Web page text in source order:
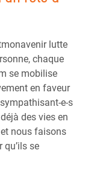
lutte
chaque
se mobilise
en faveur
e-s
des vies en
nous faisons
se